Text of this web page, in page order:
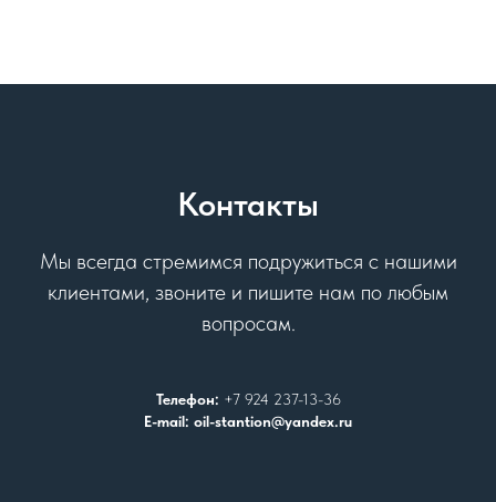
Контакты
Мы всегда стремимся подружиться с нашими
клиентами, звоните и пишите нам по любым
вопросам.
Телефон: +7 924 237-13-36
E-mail: oil-stantion@yandex.ru